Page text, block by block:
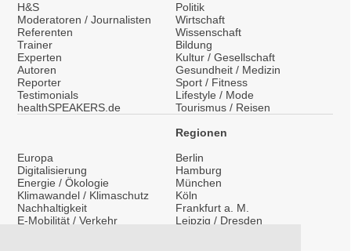
H&S
Moderatoren / Journalisten
Referenten
Trainer
Experten
Autoren
Reporter
Testimonials
healthSPEAKERS.de
Politik
Wirtschaft
Wissenschaft
Bildung
Kultur / Gesellschaft
Gesundheit / Medizin
Sport / Fitness
Lifestyle / Mode
Tourismus / Reisen
Europa
Digitalisierung
Energie / Ökologie
Klimawandel / Klimaschutz
Nachhaltigkeit
E-Mobilität / Verkehr
Regionen
Berlin
Hamburg
München
Köln
Frankfurt a. M.
Leipzig / Dresden